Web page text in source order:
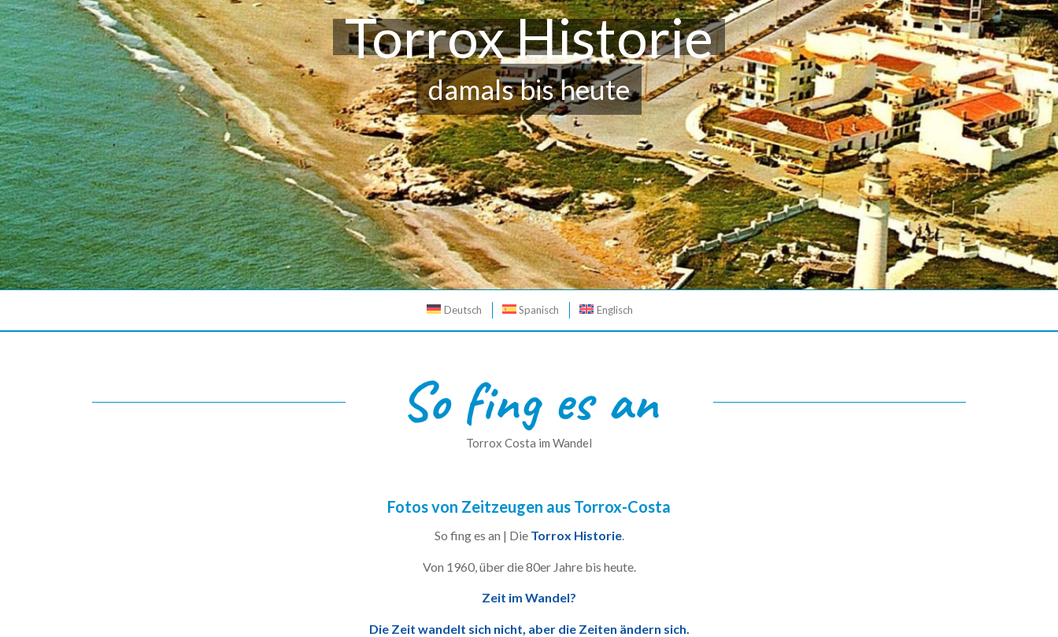
Deutsch Spanisch Englisch
So fing es an
Torrox Costa im Wandel
Fotos von Zeitzeugen aus Torrox-Costa
So fing es an | Die Torrox Historie.
Von 1960, über die 80er Jahre bis heute.
Zeit im Wandel?
Die Zeit wandelt sich nicht, aber die Zeiten ändern sich.